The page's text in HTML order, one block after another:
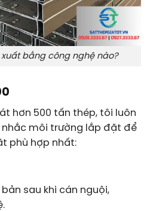
xuất bằng công nghệ nào?
hơn 500 tấn thép, tôi luôn
nhắc môi trường lắp đặt để
phù hợp nhất:
sau khi cán nguội,